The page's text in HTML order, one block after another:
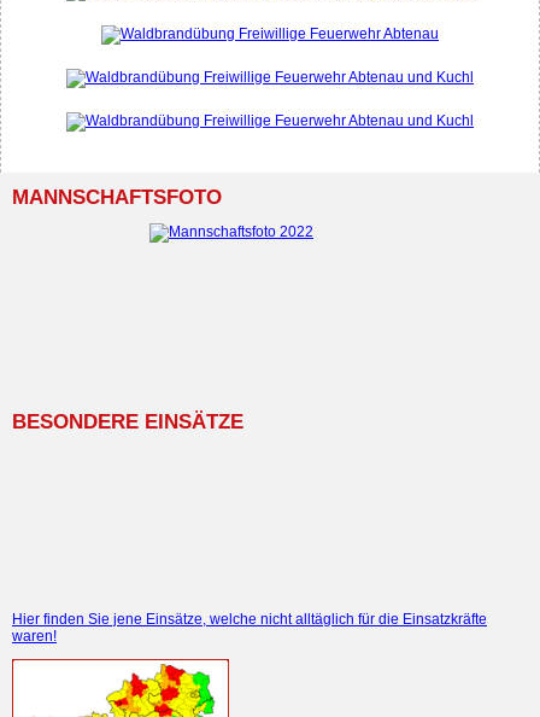
MANNSCHAFTSFOTO
BESONDERE EINSÄTZE
Hier finden Sie jene Einsätze, welche nicht alltäglich für die Einsatzkräfte
waren!